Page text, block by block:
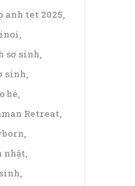
anh tet 2025
sơ sinh
sinh
bé
Retreat
nhật